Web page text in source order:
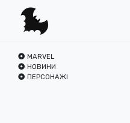
MARVEL
НОВИНИ
ПЕРСОНАЖІ